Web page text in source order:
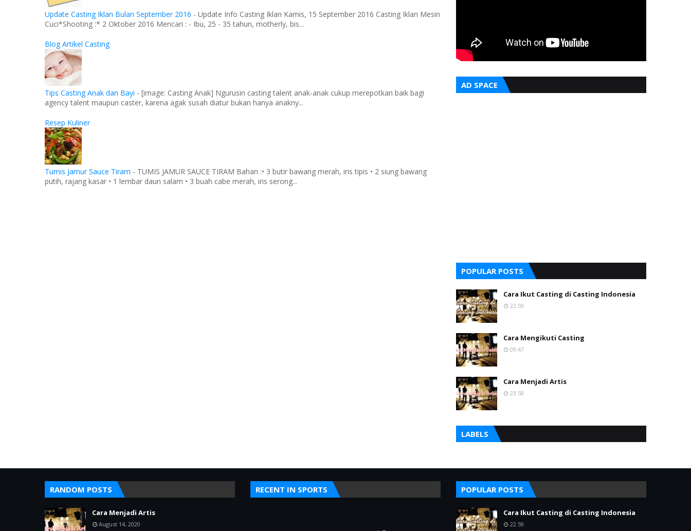
Update Casting Iklan Bulan September 2016 - Update Info Casting Iklan Kamis, 15 September 2016 Casting Iklan Mesin
Cuci*Shooting :* 2 Oktober 2016 Mencari : - Ibu, 25 - 35 tahun, motherly, bis...
Blog Artikel Casting
Tips Casting Anak dan Bayi - [image: Casting Anak] Ngurusin casting talent anak-anak cukup merepotkan baik bagi
agency talent maupun caster, karena agak susah diatur bukan hanya anakny...
Resep Kuliner
Tumis Jamur Sauce Tiram - TUMIS JAMUR SAUCE TIRAM Bahan :• 3 butir bawang merah, iris tipis • 2 siung bawang
putih, rajang kasar • 1 lembar daun salam • 3 buah cabe merah, iris serong...
AD SPACE
POPULAR POSTS
Cara Ikut Casting di Casting Indonesia
22.59
Cara Mengikuti Casting
09.47
Cara Menjadi Artis
23.58
LABELS
RANDOM POSTS
Cara Menjadi Artis
August 14, 2020
RECENT IN SPORTS POPULAR POSTS
Cara Ikut Casting di Casting Indonesia
22.59